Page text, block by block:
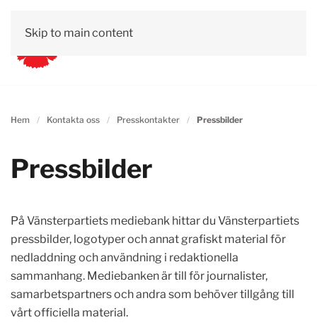
Skip to main content
Hem Kontakta oss Presskontakter Pressbilder
Pressbilder
På Vänsterpartiets mediebank hittar du Vänsterpartiets
pressbilder, logotyper och annat grafiskt material för
nedladdning och användning i redaktionella
sammanhang. Mediebanken är till för journalister,
samarbetspartners och andra som behöver tillgång till
vårt officiella material.